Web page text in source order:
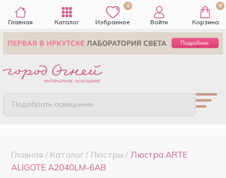
Главная Каталог
0
Избранное Войти
0
Корзина
Подобрать освещение
Главная / Каталог/ Люстры / Люстра ARTE
ALIGOTE A2040LM-6AB